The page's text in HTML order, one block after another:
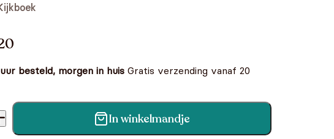
besteld, morgen in huis Gratis verzending vanaf 20
je daar? Dieren aantalIn winkelmandje